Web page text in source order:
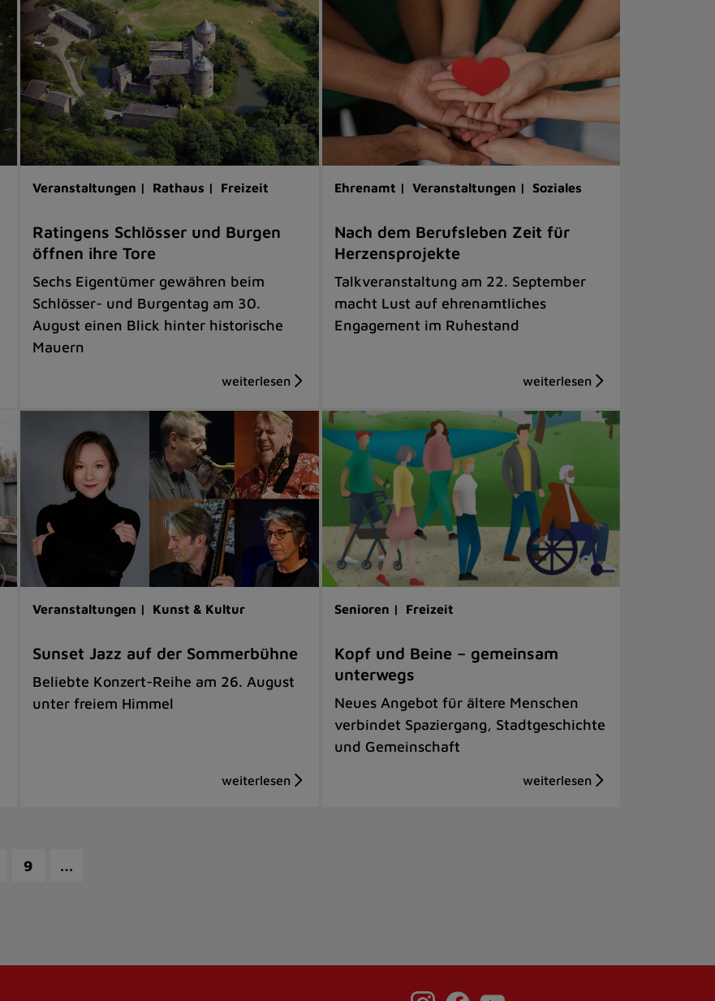
Veranstaltungen | Rathaus | Freizeit
Ratingens Schlösser und Burgen
öffnen ihre Tore
Sechs Eigentümer gewähren beim
Schlösser- und Burgentag am 30.
August einen Blick hinter historische
Mauern
Ehrenamt | Veranstaltungen | Soziales
Nach dem Berufsleben Zeit für
Herzensprojekte
Talkveranstaltung am 22. September
macht Lust auf ehrenamtliches
Engagement im Ruhestand
Veranstaltungen | Kunst & Kultur
Sunset Jazz auf der Sommerbühne
Beliebte Konzert-Reihe am 26. August
unter freiem Himmel
Senioren | Freizeit
Kopf und Beine – gemeinsam
unterwegs
Neues Angebot für ältere Menschen
verbindet Spaziergang, Stadtgeschichte
und Gemeinschaft
9 …